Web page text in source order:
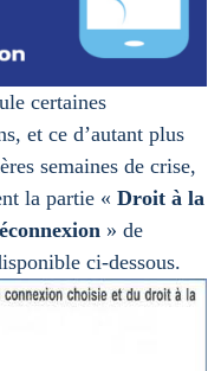
certaines
et ce d’autant plus
semaines de crise,
la partie « Droit à la
» de
ci-dessous.